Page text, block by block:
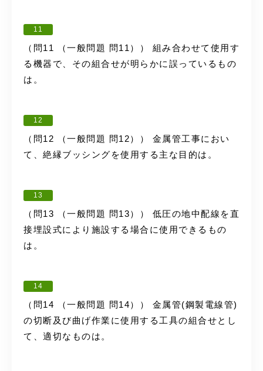
11
（問11 （一般問題 問11）） 組み合わせて使用す
る機器で、その組合せが明らかに誤っているもの
は。
12
（問12 （一般問題 問12）） 金属管工事におい
て、絶縁ブッシングを使用する主な目的は。
13
（問13 （一般問題 問13）） 低圧の地中配線を直
接埋設式により施設する場合に使用できるもの
は。
14
（問14 （一般問題 問14）） 金属管(鋼製電線管)
の切断及び曲げ作業に使用する工具の組合せとし
て、適切なものは。